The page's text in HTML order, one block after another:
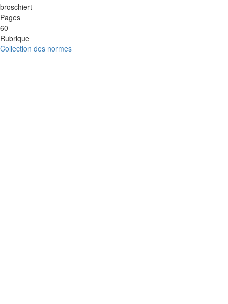
broschiert
Pages
60
Rubrique
Collection des normes